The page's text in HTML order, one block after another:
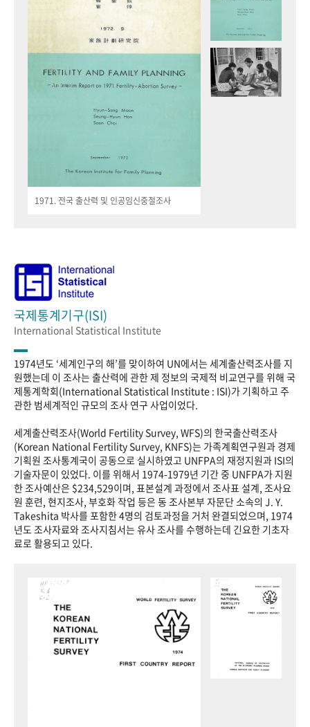
1971. 전국 출산력 및 인공임신중절조사
국제통계기구(ISI)
International Statistical Institute
1974년도 ‘세계인구의 해’를 맞이하여 UN에서는 세계출산력조사를 지
원했는데 이 조사는 출산력에 관한 제 정보의 국제적 비교연구를 위해 국
제통계학회(International Statistical Institute : ISI)가 기획하고 주
관한 범세계적인 규모의 조사 연구 사업이었다.
세계출산력조사(World Fertility Survey, WFS)의 한국출산력조사
(Korean National Fertility Survey, KNFS)는 가족계획연구원과 경제
기획원 조사통계국이 공동으로 실시하였고 UNFPA의 재정지원과 ISI의
기술자문이 있었다. 이를 위해서 1974-1979년 기간 중 UNFPA가 지원
한 조사예산은 $234,529이며, 표본설계 과정에서 조사표 설계, 조사요
원 훈련, 현지조사, 부호화 작업 등은 동 조사본부 자문단 소속의 J. Y.
Takeshita 박사를 포함한 4명의 검토과정을 거처 완결되었으며, 1974
년도 조사자료와 조사지침서는 유사 조사를 수행하는데 긴요한 기초자
료로 활용되고 있다.